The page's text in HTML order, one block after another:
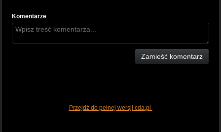
Komentarze
Zamieść komentarz
Przejdź do pełnej wersji cda.pl